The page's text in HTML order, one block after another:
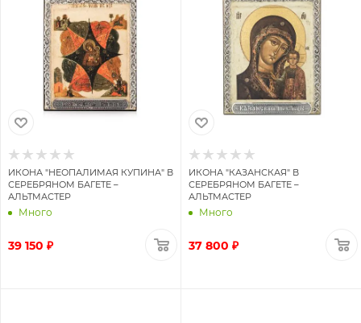
ИКОНА "НЕОПАЛИМАЯ КУПИНА" В
СЕРЕБРЯНОМ БАГЕТЕ –
АЛЬТМАСТЕР
Много
39 150 ₽
ИКОНА "КАЗАНСКАЯ" В
СЕРЕБРЯНОМ БАГЕТЕ –
АЛЬТМАСТЕР
Много
37 800 ₽